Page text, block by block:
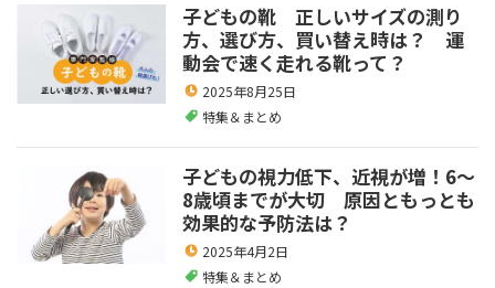
子どもの靴 正しいサイズの測り
方、選び方、買い替え時は？ 運
動会で速く走れる靴って？
2025年8月25日
特集＆まとめ
子どもの視力低下、近視が増！6～
8歳頃までが大切 原因ともっとも
効果的な予防法は？
2025年4月2日
特集＆まとめ